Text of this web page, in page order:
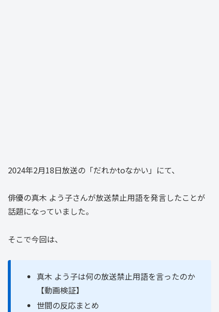
2024年2月18日放送の「だれかtoなかい」にて、
俳優の真木 よう子さんが放送禁止用語を発言したことが
話題になっていました。
そこで今回は、
真木 よう子は何の放送禁止用語を言ったのか
【動画検証】
世間の反応まとめ